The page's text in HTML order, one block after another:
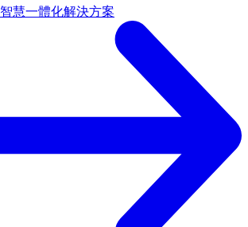
智慧一體化解決方案